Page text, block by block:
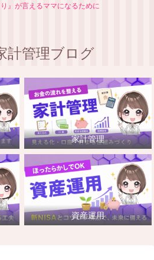
』が言えるママになるために
計管理ブログ
家計管理
資産運用